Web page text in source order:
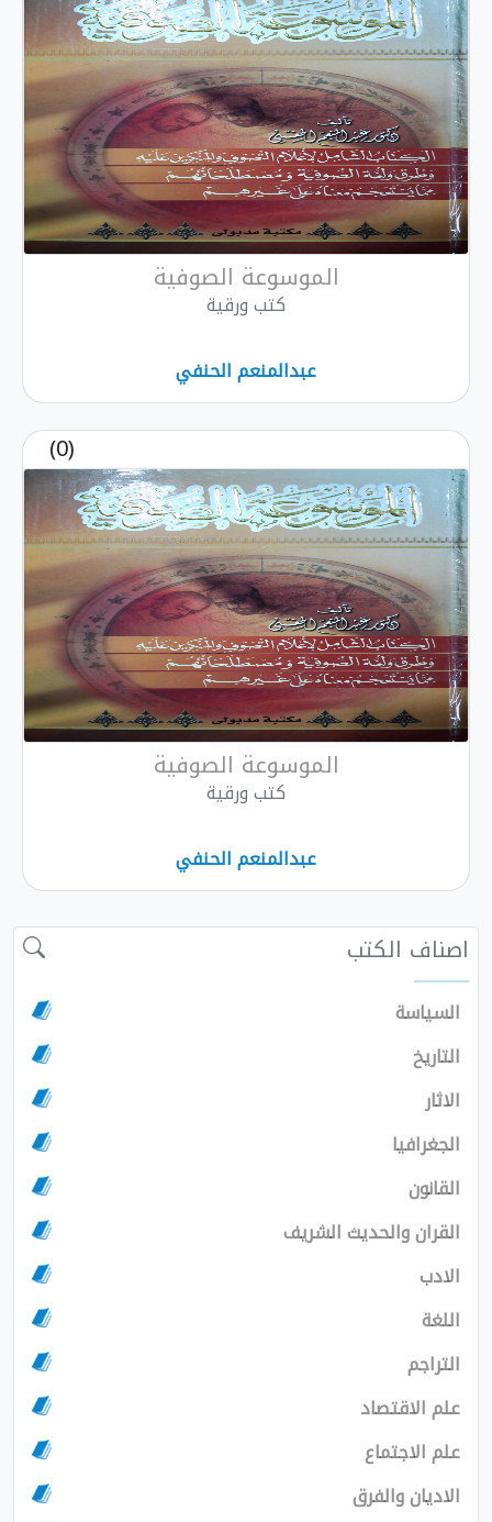
الموسوعة الصوفية
كتب ورقية
عبدالمنعم الحنفي
(0)
الموسوعة الصوفية
كتب ورقية
عبدالمنعم الحنفي
اصناف الكتب
السياسة
التاريخ
الاثار
الجغرافيا
القانون
القران والحديث الشريف
الادب
اللغة
التراجم
علم الاقتصاد
علم الاجتماع
الاديان والفرق